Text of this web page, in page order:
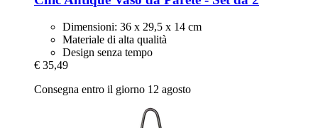
Dimensioni: 36 x 29,5 x 14 cm
Materiale di alta qualità
Design senza tempo
€ 35,49
Consegna entro il giorno 12 agosto